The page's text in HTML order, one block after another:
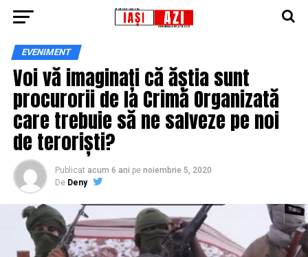
EVENIMENT
Voi vă imaginați că ăștia sunt
procurorii de la Crimă Organizată
care trebuie să ne salveze pe noi
de teroriști?
Publicat acum 6 ani pe noiembrie 5, 2020
De Deny